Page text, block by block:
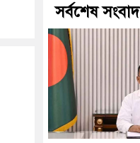
সর্বশেষ সংবাদ